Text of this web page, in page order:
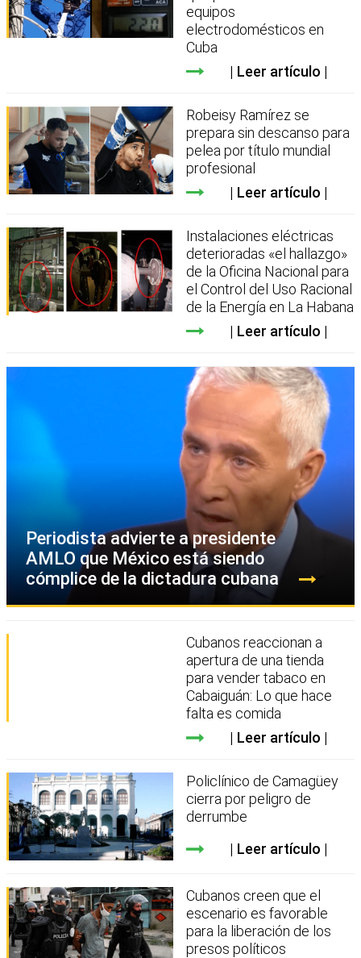
equipos
electrodomésticos en
Cuba
Leer artículo
Robeisy Ramírez se
prepara sin descanso para
pelea por título mundial
profesional
Leer artículo
Instalaciones eléctricas
deterioradas «el hallazgo»
de la Oficina Nacional para
el Control del Uso Racional
de la Energía en La Habana
Leer artículo
Periodista advierte a presidente
AMLO que México está siendo
cómplice de la dictadura cubana
Cubanos reaccionan a
apertura de una tienda
para vender tabaco en
Cabaiguán: Lo que hace
falta es comida
Leer artículo
Policlínico de Camagüey
cierra por peligro de
derrumbe
Leer artículo
Cubanos creen que el
escenario es favorable
para la liberación de los
presos políticos